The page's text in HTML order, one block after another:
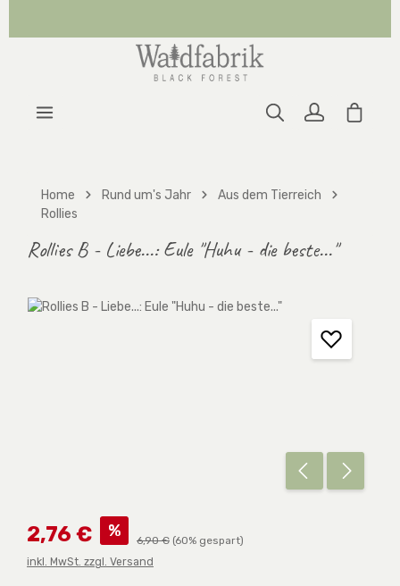
Home Rund um's Jahr
Aus dem Tierreich
Rollies
Rollies B - Liebe...: Eule "Huhu - die beste..."
Bildergalerie überspringen
Verkaufspreis:
2,76 € % Regulärer Preis:
6,90 € (60% gespart)
inkl. MwSt. zzgl. Versand